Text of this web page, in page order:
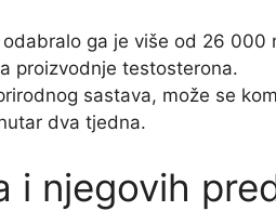
ga je više od 26 000
proizvodnje testosterona.
sastava, može se
dva tjedna.
i njegovih